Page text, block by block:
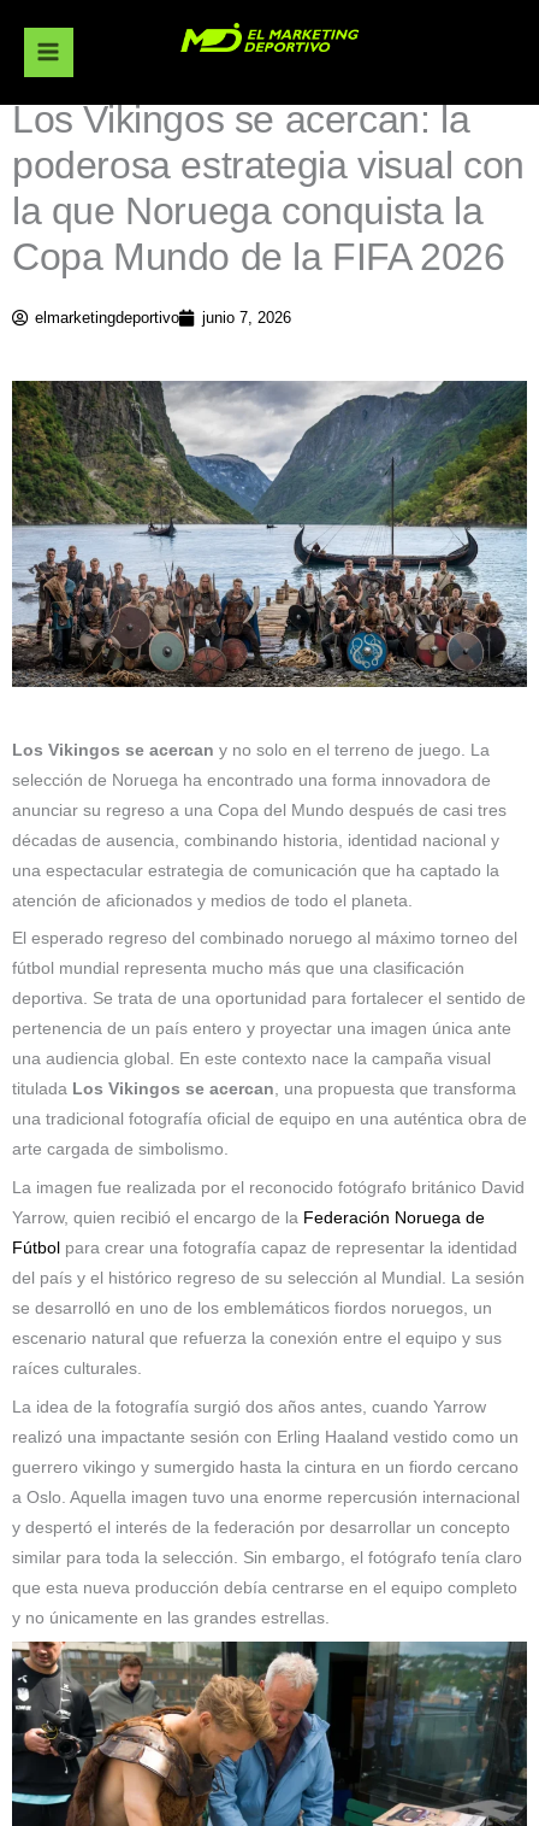
contenido
Los Vikingos se acercan: la
poderosa estrategia visual con
la que Noruega conquista la
Copa Mundo de la FIFA 2026
elmarketingdeportivo junio 7, 2026
Los Vikingos se acercan y no solo en el terreno de juego. La
selección de Noruega ha encontrado una forma innovadora de
anunciar su regreso a una Copa del Mundo después de casi tres
décadas de ausencia, combinando historia, identidad nacional y
una espectacular estrategia de comunicación que ha captado la
atención de aficionados y medios de todo el planeta.
El esperado regreso del combinado noruego al máximo torneo del
fútbol mundial representa mucho más que una clasificación
deportiva. Se trata de una oportunidad para fortalecer el sentido de
pertenencia de un país entero y proyectar una imagen única ante
una audiencia global. En este contexto nace la campaña visual
titulada Los Vikingos se acercan, una propuesta que transforma
una tradicional fotografía oficial de equipo en una auténtica obra de
arte cargada de simbolismo.
La imagen fue realizada por el reconocido fotógrafo británico David
Yarrow, quien recibió el encargo de la Federación Noruega de
Fútbol para crear una fotografía capaz de representar la identidad
del país y el histórico regreso de su selección al Mundial. La sesión
se desarrolló en uno de los emblemáticos fiordos noruegos, un
escenario natural que refuerza la conexión entre el equipo y sus
raíces culturales.
La idea de la fotografía surgió dos años antes, cuando Yarrow
realizó una impactante sesión con Erling Haaland vestido como un
guerrero vikingo y sumergido hasta la cintura en un fiordo cercano
a Oslo. Aquella imagen tuvo una enorme repercusión internacional
y despertó el interés de la federación por desarrollar un concepto
similar para toda la selección. Sin embargo, el fotógrafo tenía claro
que esta nueva producción debía centrarse en el equipo completo
y no únicamente en las grandes estrellas.